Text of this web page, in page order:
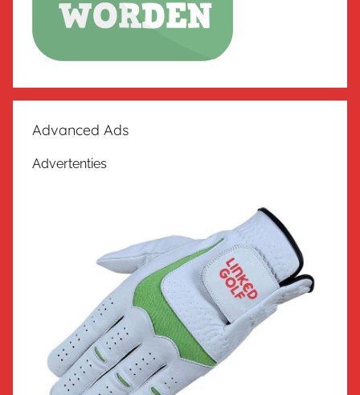
Advanced Ads
Advertenties